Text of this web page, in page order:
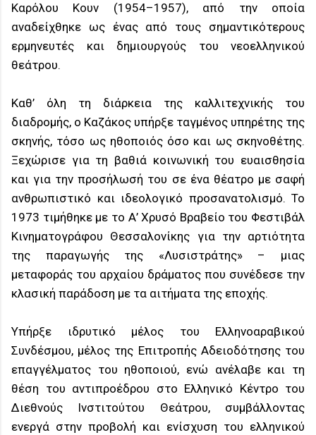
Καρόλου Κουν (1954–1957), από την οποία
αναδείχθηκε ως ένας από τους σημαντικότερους
ερμηνευτές και δημιουργούς του νεοελληνικού
θεάτρου.
Καθ’ όλη τη διάρκεια της καλλιτεχνικής του
διαδρομής, ο Καζάκος υπήρξε ταγμένος υπηρέτης της
σκηνής, τόσο ως ηθοποιός όσο και ως σκηνοθέτης.
Ξεχώρισε για τη βαθιά κοινωνική του ευαισθησία
και για την προσήλωσή του σε ένα θέατρο με σαφή
ανθρωπιστικό και ιδεολογικό προσανατολισμό. Το
1973 τιμήθηκε με το Α’ Χρυσό Βραβείο του Φεστιβάλ
Κινηματογράφου Θεσσαλονίκης για την αρτιότητα
της παραγωγής της «Λυσιστράτης» – μιας
μεταφοράς του αρχαίου δράματος που συνέδεσε την
κλασική παράδοση με τα αιτήματα της εποχής.
Υπήρξε ιδρυτικό μέλος του Ελληνοαραβικού
Συνδέσμου, μέλος της Επιτροπής Αδειοδότησης του
επαγγέλματος του ηθοποιού, ενώ ανέλαβε και τη
θέση του αντιπροέδρου στο Ελληνικό Κέντρο του
Διεθνούς Ινστιτούτου Θεάτρου, συμβάλλοντας
ενεργά στην προβολή και ενίσχυση του ελληνικού